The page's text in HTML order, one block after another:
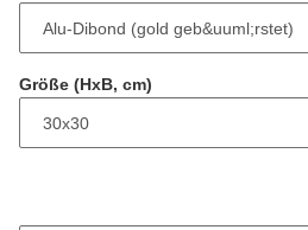
Größe (HxB, cm)